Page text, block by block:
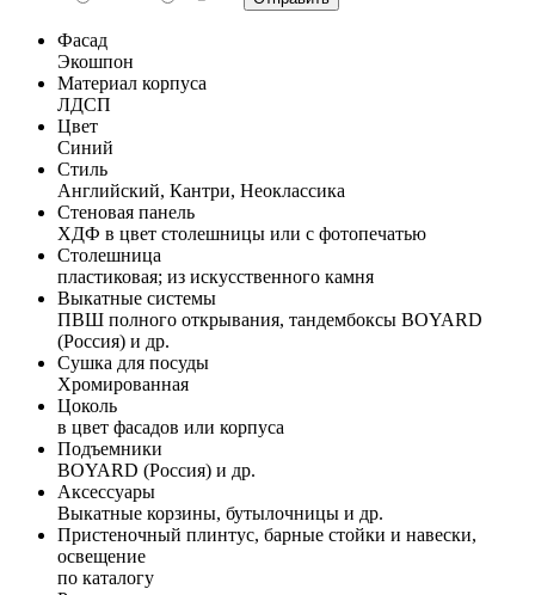
Фасад
Экошпон
Материал корпуса
ЛДСП
Цвет
Синий
Стиль
Английский, Кантри, Неоклассика
Стеновая панель
ХДФ в цвет столешницы или с фотопечатью
Столешница
пластиковая; из искусственного камня
Выкатные системы
ПВШ полного открывания, тандембоксы BOYARD
(Россия) и др.
Сушка для посуды
Хромированная
Цоколь
в цвет фасадов или корпуса
Подъемники
BOYARD (Россия) и др.
Аксессуары
Выкатные корзины, бутылочницы и др.
Пристеночный плинтус, барные стойки и навески,
освещение
по каталогу